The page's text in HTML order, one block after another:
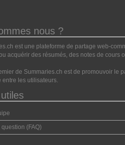
nous ?
est une plateforme de partage web-
acquérir des résumés, des notes de cours
de Summaries.ch est de promouvoir le
entre les utilisateurs.
question (FAQ)